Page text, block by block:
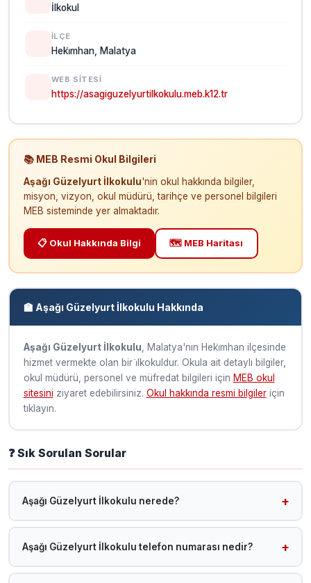
İlkokul
İLÇE
Heki̇mhan, Malatya
WEB SITESI
https://asagiguzelyurtilkokulu.meb.k12.tr
📚 MEB Resmi Okul Bilgileri
Aşağı Güzelyurt İlkokulu'nin okul hakkında bilgiler,
misyon, vizyon, okul müdürü, tarihçe ve personel bilgileri
MEB sisteminde yer almaktadır.
📋 Okul Hakkında Bilgi 🗺️ MEB Haritası
🏫 Aşağı Güzelyurt İlkokulu Hakkında
Aşağı Güzelyurt İlkokulu , Malatya'nın Heki̇mhan ilçesinde
hizmet vermekte olan bir i̇lkokuldur. Okula ait detaylı bilgiler,
okul müdürü, personel ve müfredat bilgileri için MEB okul
sitesini ziyaret edebilirsiniz. Okul hakkında resmi bilgileriçin
tıklayın.
❓ Sık Sorulan Sorular
Aşağı Güzelyurt İlkokulu nerede?
Aşağı Güzelyurt İlkokulu, Malatya Heki̇mhan ilçesinde yer
almaktadır.
Aşağı Güzelyurt İlkokulu telefon numarası nedir?
Telefon bilgisi sisteme henüz eklenmemiştir. MEB okul